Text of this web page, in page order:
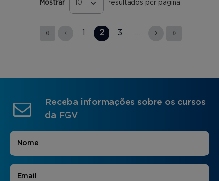
Mostrar resultados por página
« ‹ 1 2 3 › »
Receba informações sobre os cursos
da FGV
Nome
E-mail